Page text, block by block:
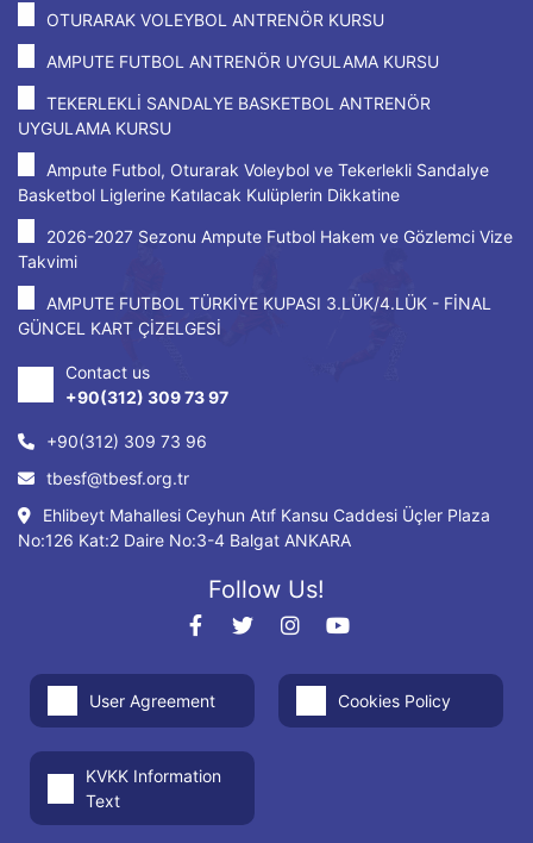
OTURARAK VOLEYBOL ANTRENÖR KURSU
AMPUTE FUTBOL ANTRENÖR UYGULAMA KURSU
TEKERLEKLİ SANDALYE BASKETBOL ANTRENÖR
UYGULAMA KURSU
Ampute Futbol, Oturarak Voleybol ve Tekerlekli Sandalye
Basketbol Liglerine Katılacak Kulüplerin Dikkatine
2026-2027 Sezonu Ampute Futbol Hakem ve Gözlemci Vize
Takvimi
AMPUTE FUTBOL TÜRKİYE KUPASI 3.LÜK/4.LÜK - FİNAL
GÜNCEL KART ÇİZELGESİ
Contact us
+90(312) 309 73 97
+90(312) 309 73 96
tbesf@tbesf.org.tr
Ehlibeyt Mahallesi Ceyhun Atıf Kansu Caddesi Üçler Plaza
No:126 Kat:2 Daire No:3-4 Balgat ANKARA
Follow Us!
User Agreement Cookies Policy
KVKK Information
Text